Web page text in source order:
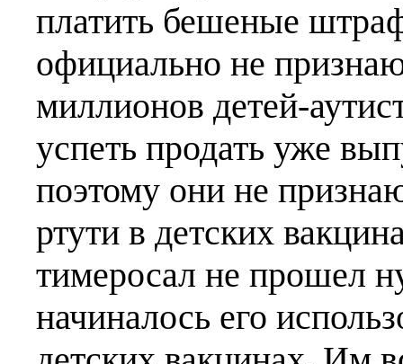
платить бешеные
официально не
миллионов детей-
успеть продать уже
поэтому они не
ртути в детских
тимеросал не прошел
начиналось его